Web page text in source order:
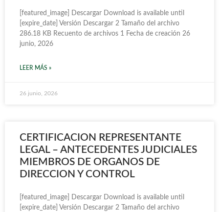
[featured_image] Descargar Download is available until
[expire_date] Versión Descargar 2 Tamaño del archivo
286.18 KB Recuento de archivos 1 Fecha de creación 26
junio, 2026
LEER MÁS »
26 junio, 2026
CERTIFICACION REPRESENTANTE
LEGAL – ANTECEDENTES JUDICIALES
MIEMBROS DE ORGANOS DE
DIRECCION Y CONTROL
[featured_image] Descargar Download is available until
[expire_date] Versión Descargar 2 Tamaño del archivo